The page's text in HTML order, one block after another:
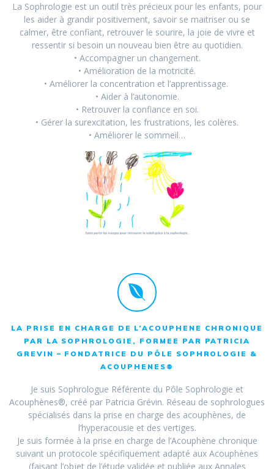
La Sophrologie est un outil très précieux pour les enfants, pour
les aider à grandir positivement, savoir se maitriser ou se
calmer, être confiant, retrouver le sourire, la joie de vivre et
ressentir si besoin un nouveau bien être au quotidien.
• Accompagner un changement.
• Amélioration de la motricité.
• Améliorer la concentration et l’apprentissage.
• Aider à l’autonomie.
• Retrouver la confiance en soi.
• Gérer la surexcitation, les frustrations, les colères.
• Améliorer le sommeil…
LA PRISE EN CHARGE DE L’ACOUPHENE CHRONIQUE
PAR LA SOPHROLOGIE, FORMEE PAR PATRICIA
GREVIN – FONDATRICE DU PÔLE SOPHROLOGIE &
ACOUPHENES®
Je suis Sophrologue Référente du Pôle Sophrologie et
Acouphènes®, créé par Patricia Grévin. Réseau de sophrologues
spécialisés dans la prise en charge des acouphènes, de
l’hyperacousie et des vertiges.
Je suis formée à la prise en charge de l’Acouphène chronique
suivant un protocole spécifiquement adapté aux Acouphènes
(faisant l’objet de l’étude validée et publiée aux Annales